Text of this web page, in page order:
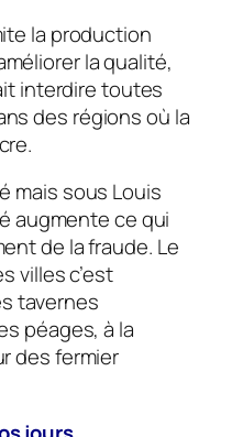
la production
la qualité,
interdire toutes
des régions où la
mais sous Louis
augmente ce qui
de la fraude. Le
villes c’est
tavernes
péages, à la
des fermier